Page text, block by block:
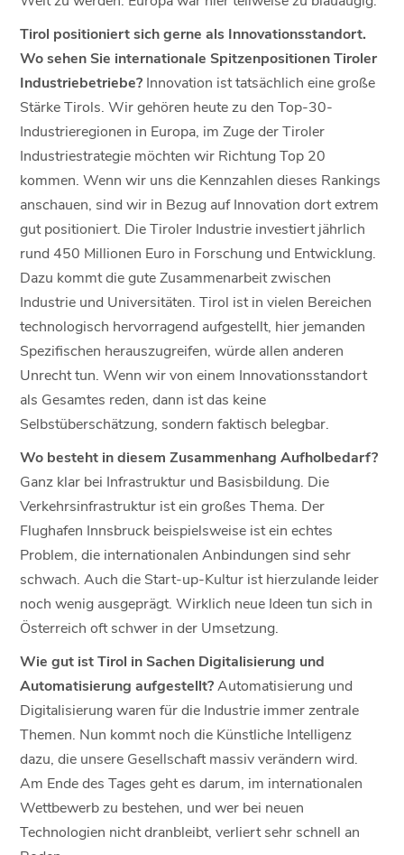
Tirol positioniert sich gerne als Innovationsstandort.
Wo sehen Sie internationale Spitzenpositionen Tiroler
Industriebetriebe? Innovation ist tatsächlich eine große
Stärke Tirols. Wir gehören heute zu den Top-30-
Industrieregionen in Europa, im Zuge der Tiroler
Industriestrategie möchten wir Richtung Top 20
kommen. Wenn wir uns die Kennzahlen dieses Rankings
anschauen, sind wir in Bezug auf Innovation dort extrem
gut positioniert. Die Tiroler Industrie investiert jährlich
rund 450 Millionen Euro in Forschung und Entwicklung.
Dazu kommt die gute Zusammenarbeit zwischen
Industrie und Universitäten. Tirol ist in vielen Bereichen
technologisch hervorragend aufgestellt, hier jemanden
Spezifischen herauszugreifen, würde allen anderen
Unrecht tun. Wenn wir von einem Innovationsstandort
als Gesamtes reden, dann ist das keine
Selbstüberschätzung, sondern faktisch belegbar.
Wo besteht in diesem Zusammenhang Aufholbedarf?
Ganz klar bei Infrastruktur und Basisbildung. Die
Verkehrsinfrastruktur ist ein großes Thema. Der
Flughafen Innsbruck beispielsweise ist ein echtes
Problem, die internationalen Anbindungen sind sehr
schwach. Auch die Start-up-Kultur ist hierzulande leider
noch wenig ausgeprägt. Wirklich neue Ideen tun sich in
Österreich oft schwer in der Umsetzung.
Wie gut ist Tirol in Sachen Digitalisierung und
Automatisierung aufgestellt? Automatisierung und
Digitalisierung waren für die Industrie immer zentrale
Themen. Nun kommt noch die Künstliche Intelligenz
dazu, die unsere Gesellschaft massiv verändern wird.
Am Ende des Tages geht es darum, im internationalen
Wettbewerb zu bestehen, und wer bei neuen
Technologien nicht dranbleibt, verliert sehr schnell an